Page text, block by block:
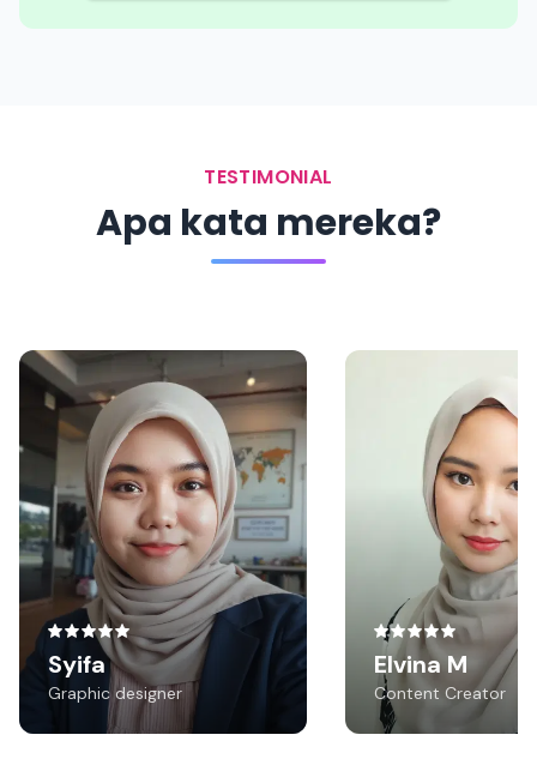
TESTIMONIAL
Apa kata mereka?
Syifa
Graphic designer
Syifa
Graphic designer
Buat yg mau foto praktis tapi
di daerah nya ga ada studio
foto yg bagus, ini bener bener
solusi terbaik, hasilnya benar2
real tidak seperti buatan ai.
Elvina M
Content Creator